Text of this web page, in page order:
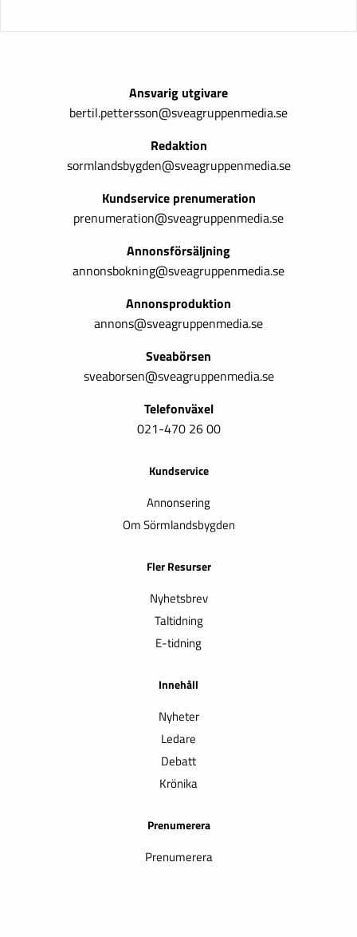
Ansvarig utgivare
bertil.pettersson@sveagruppenmedia.se
Redaktion
sormlandsbygden@sveagruppenmedia.se
Kundservice prenumeration
prenumeration@sveagruppenmedia.se
Annonsförsäljning
annonsbokning@sveagruppenmedia.se
Annonsproduktion
annons@sveagruppenmedia.se
Sveabörsen
sveaborsen@sveagruppenmedia.se
Telefonväxel
021-470 26 00
Kundservice
Annonsering
Om Sörmlandsbygden
Fler Resurser
Nyhetsbrev
Taltidning
E-tidning
Innehåll
Nyheter
Ledare
Debatt
Krönika
Prenumerera
Prenumerera